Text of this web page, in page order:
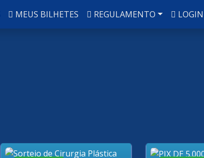
MEUS BILHETES REGULAMENTO LOGIN